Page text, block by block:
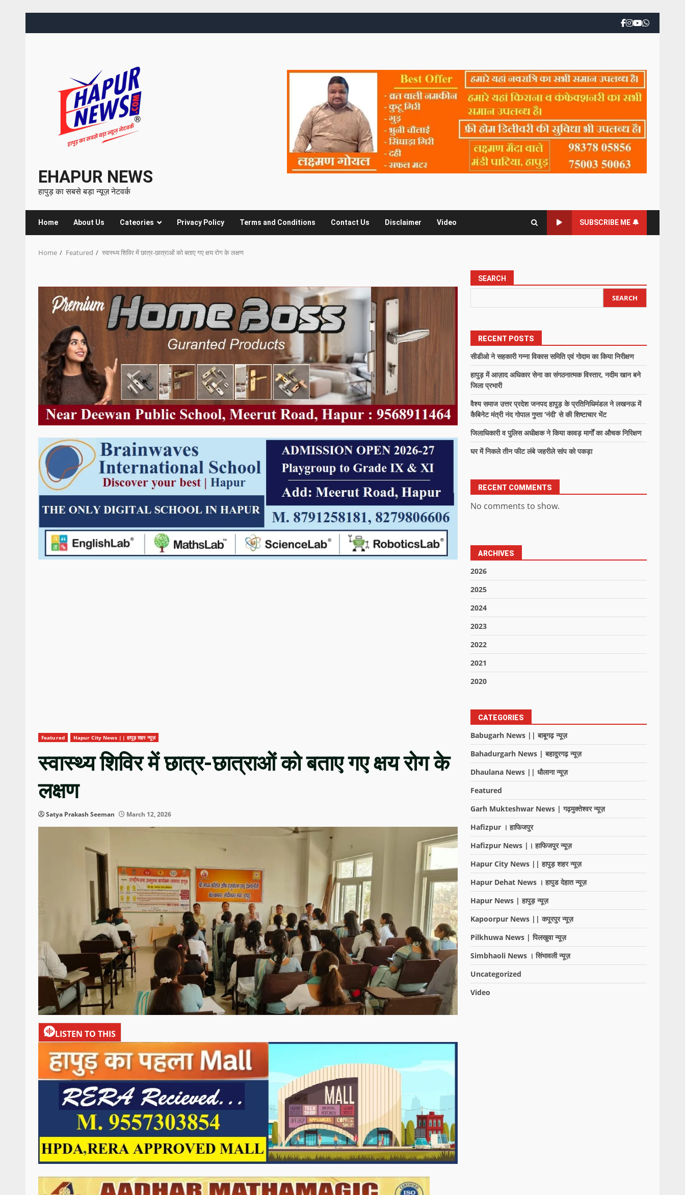
EHAPUR NEWS
हापुड़ का सबसे बड़ा न्यूज़ नेटवर्क
Home About Us Cateories Privacy Policy Terms and Conditions Contact Us Disclaimer Video SUBSCRIBE ME 🔔
Home Featured स्वास्थ्य शिविर में छात्र-छात्राओं को बताए गए क्षय रोग के लक्षण
Featured Hapur City News || हापुड़ शहर न्यूज़
स्वास्थ्य शिविर में छात्र-छात्राओं को बताए गए क्षय रोग के
लक्षण
Satya Prakash Seeman March 12, 2026
LISTEN TO THIS
SEARCH
SEARCH
RECENT POSTS
सीडीओ ने सहकारी गन्ना विकास समिति एवं गोदाम का किया निरीक्षण
हापुड़ में आज़ाद अधिकार सेना का संगठनात्मक विस्तार, नदीम खान बने
जिला प्रभारी
वैश्य समाज उत्तर प्रदेश जनपद हापुड़ के प्रतिनिधिमंडल ने लखनऊ में
कैबिनेट मंत्री नंद गोपाल गुप्ता ‘नंदी’ से की शिष्टाचार भेंट
जिलाधिकारी व पुलिस अधीक्षक ने किया कावड़ मार्गों का औचक निरिक्षण
घर में निकले तीन फीट लंबे जहरीले सांप को पकड़ा
RECENT COMMENTS
No comments to show.
ARCHIVES
2026
2025
2024
2023
2022
2021
2020
CATEGORIES
Babugarh News || बाबूगढ़ न्यूज़
Bahadurgarh News | बहादुरगढ़ न्यूज़
Dhaulana News || धौलाना न्यूज़
Featured
Garh Mukteshwar News | गढ़मुक्तेश्वर न्यूज़
Hafizpur । हाफिजपुर
Hafizpur News |। हाफिजपुर न्यूज़
Hapur City News || हापुड़ शहर न्यूज़
Hapur Dehat News । हापुड देहात न्यूज़
Hapur News | हापुड़ न्यूज़
Kapoorpur News || कपूरपुर न्यूज़
Pilkhuwa News | पिलखुवा न्यूज़
Simbhaoli News । सिंभावली न्यूज़
Uncategorized
Video